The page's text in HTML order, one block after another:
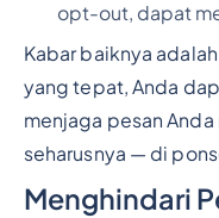
opt-out, dapat
Kabar baiknya
yang tepat, Anda
menjaga pesan
seharusnya — di
Menghindari